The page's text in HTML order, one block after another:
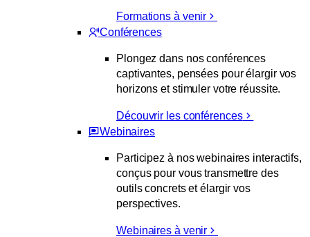
Formations à venir
Conférences
Plongez dans nos conférences
captivantes, pensées pour élargir vos
horizons et stimuler votre réussite.
Découvrir les conférences
Webinaires
Participez à nos webinaires interactifs,
conçus pour vous transmettre des
outils concrets et élargir vos
perspectives.
Webinaires à venir